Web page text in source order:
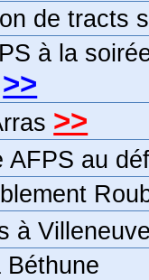
de tracts
à la
>>
>>
AFPS au
à
Béthune